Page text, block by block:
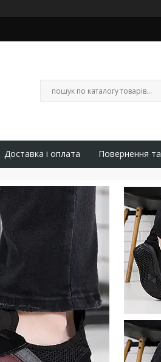
Доставка і оплата Повернення